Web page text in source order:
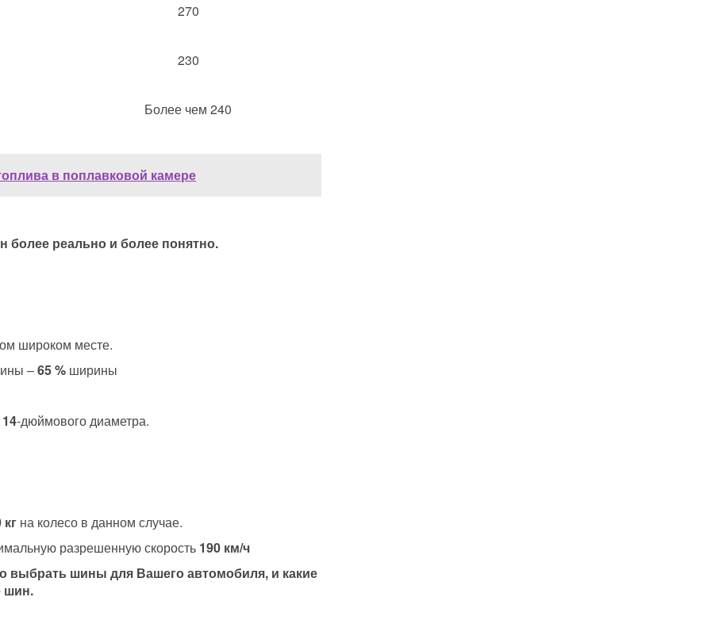
270
230
Более чем 240
в поплавковой камере
более реально и более понятно.
широком месте.
–65 % ширины
14-дюймового диаметра.
кг на колесо в данном случае.
разрешенную скорость 190 км/ч
выбрать шины для Вашего автомобиля, и какие
шин.